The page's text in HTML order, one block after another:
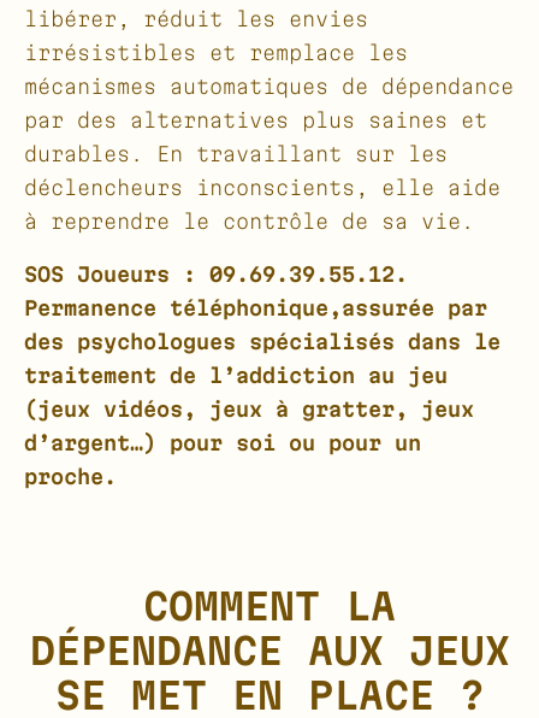
libérer, réduit les envies
irrésistibles et remplace les
mécanismes automatiques de dépendance
par des alternatives plus saines et
durables. En travaillant sur les
déclencheurs inconscients, elle aide
à reprendre le contrôle de sa vie.
SOS Joueurs : 09.69.39.55.12.
Permanence téléphonique,assurée par
des psychologues spécialisés dans le
traitement de l’addiction au jeu
(jeux vidéos, jeux à gratter, jeux
d’argent…) pour soi ou pour un
proche.
COMMENT LA
DÉPENDANCE AUX JEUX
SE MET EN PLACE ?